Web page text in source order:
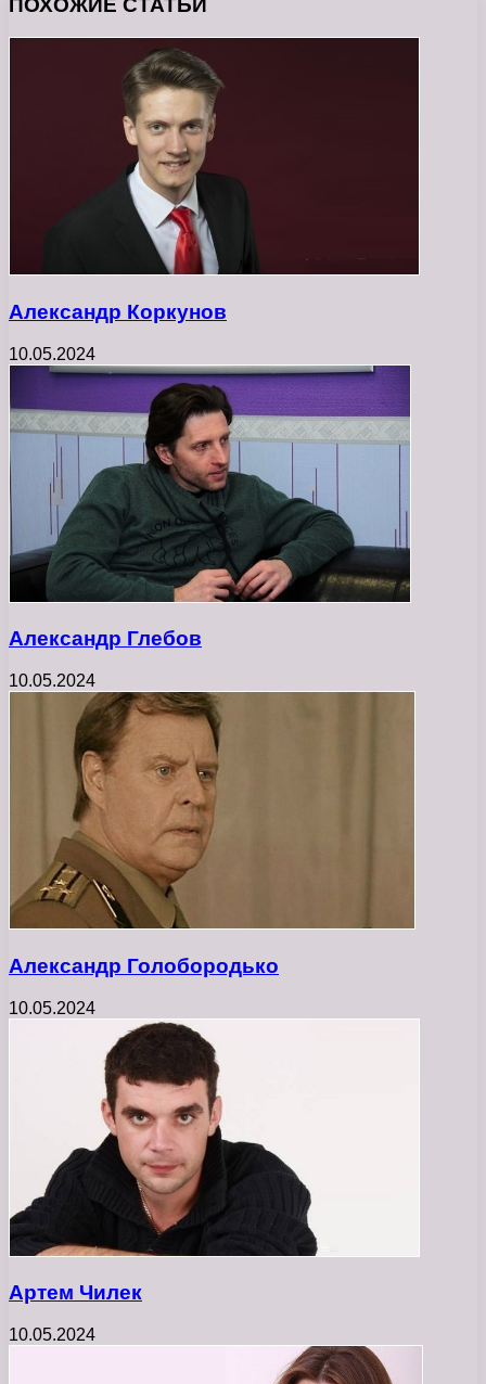
Александр Коркунов
10.05.2024
Александр Глебов
10.05.2024
Александр Голобородько
10.05.2024
Артем Чилек
10.05.2024